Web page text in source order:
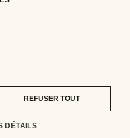
REFUSER TOUT
DÉTAILS